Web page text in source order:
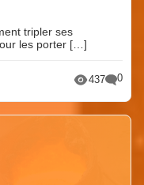
tripler ses
les porter […]
437 0